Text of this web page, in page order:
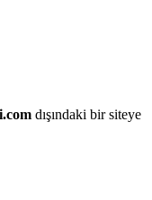
dışındaki bir siteye